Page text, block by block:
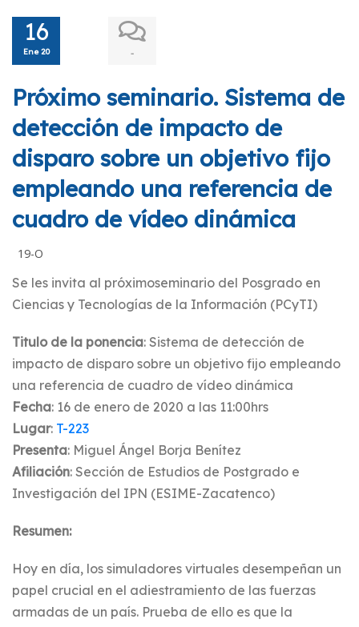
16
Ene 20 -
Próximo seminario. Sistema de
detección de impacto de
disparo sobre un objetivo fijo
empleando una referencia de
cuadro de vídeo dinámica
19-O
Se les invita al próximoseminario del Posgrado en
Ciencias y Tecnologías de la Información (PCyTI)
Titulo de la ponencia: Sistema de detección de
impacto de disparo sobre un objetivo fijo empleando
una referencia de cuadro de vídeo dinámica
Fecha: 16 de enero de 2020 a las 11:00hrs
Lugar: T-223
Presenta: Miguel Ángel Borja Benítez
Afiliación: Sección de Estudios de Postgrado e
Investigación del IPN (ESIME-Zacatenco)
Resumen:
Hoy en día, los simuladores virtuales desempeñan un
papel crucial en el adiestramiento de las fuerzas
armadas de un país. Prueba de ello es que la